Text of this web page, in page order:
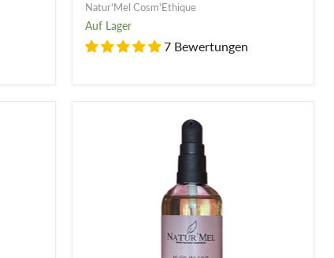
Natur'Mel Cosm'Ethique
Auf Lager
7 Bewertungen